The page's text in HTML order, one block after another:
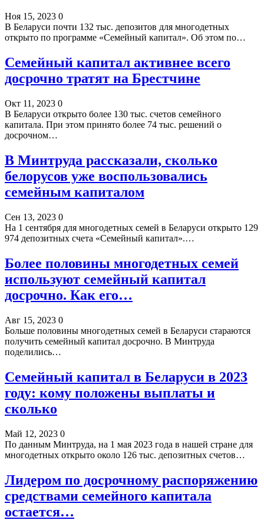
Ноя 15, 2023 0
В Беларуси почти 132 тыс. депозитов для многодетных
открыто по программе «Семейный капитал». Об этом по…
Семейный капитал активнее всего
досрочно тратят на Брестчине
Окт 11, 2023 0
В Беларуси открыто более 130 тыс. счетов семейного
капитала. При этом принято более 74 тыс. решений о
досрочном…
В Минтруда рассказали, сколько
белорусов уже воспользовались
семейным капиталом
Сен 13, 2023 0
На 1 сентября для многодетных семей в Беларуси открыто 129
974 депозитных счета «Семейный капитал».…
Более половины многодетных семей
используют семейный капитал
досрочно. Как его…
Авг 15, 2023 0
Больше половины многодетных семей в Беларуси стараются
получить семейный капитал досрочно. В Минтруда
поделились…
Семейный капитал в Беларуси в 2023
году: кому положены выплаты и
сколько
Май 12, 2023 0
По данным Минтруда, на 1 мая 2023 года в нашей стране для
многодетных открыто около 126 тыс. депозитных счетов…
Лидером по досрочному распоряжению
средствами семейного капитала
остается…